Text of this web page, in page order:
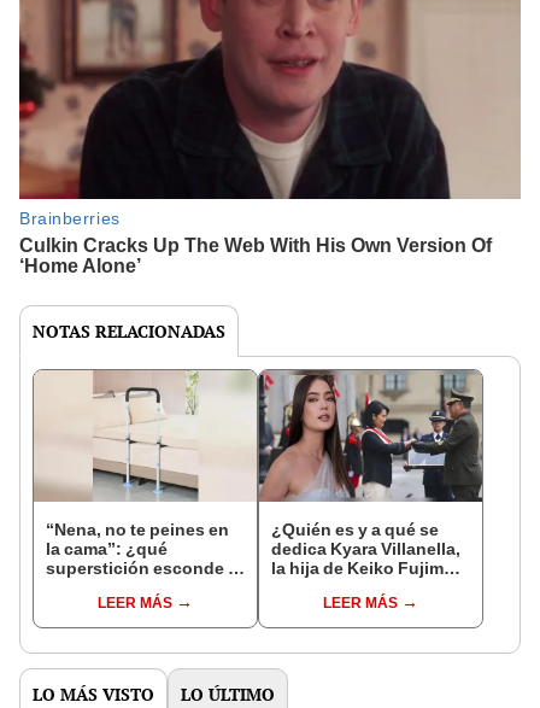
NOTAS RELACIONADAS
“Nena, no te peines en
la cama”: ¿qué
superstición esconde la
Enanitos Verdes?
LEER MÁS
¿Quién es y a qué se
dedica Kyara Villanella,
la hija de Keiko Fujimori
nivel nacional?
LEER MÁS
LO MÁS VISTO LO ÚLTIMO